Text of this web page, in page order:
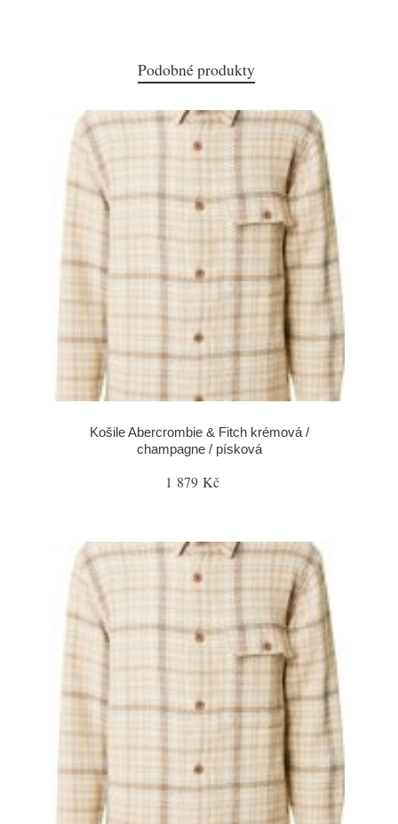
Podobné produkty
Košile Abercrombie & Fitch krémová /
champagne / písková
1 879 Kč